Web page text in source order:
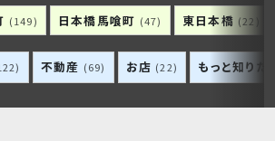
(149) 日本橋馬喰町 (47) 東日本橋 (22)
不動産 (69) お店 (22) もっと知りた